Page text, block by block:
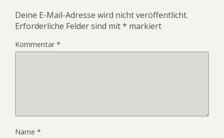
Deine E-Mail-Adresse wird nicht veröffentlicht.
Erforderliche Felder sind mit* markiert
Kommentar*
Name *